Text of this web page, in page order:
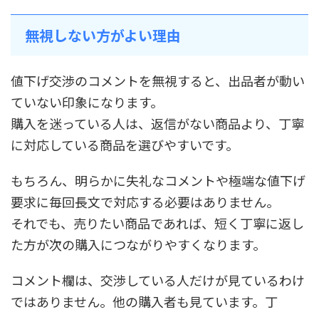
無視しない方がよい理由
値下げ交渉のコメントを無視すると、出品者が動い
ていない印象になります。
購入を迷っている人は、返信がない商品より、丁寧
に対応している商品を選びやすいです。
もちろん、明らかに失礼なコメントや極端な値下げ
要求に毎回長文で対応する必要はありません。
それでも、売りたい商品であれば、短く丁寧に返し
た方が次の購入につながりやすくなります。
コメント欄は、交渉している人だけが見ているわけ
ではありません。他の購入者も見ています。丁